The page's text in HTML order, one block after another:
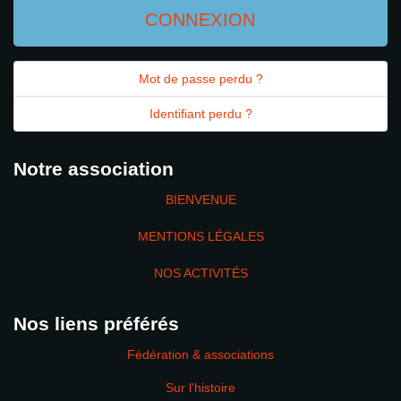
CONNEXION
Mot de passe perdu ?
Identifiant perdu ?
Notre association
BIENVENUE
MENTIONS LÉGALES
NOS ACTIVITÉS
Nos liens préférés
Fédération & associations
Sur l'histoire